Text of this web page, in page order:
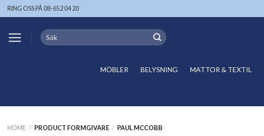
Skip
to
RING OSS PÅ 08-652 04 20
Search
for:
MÖBLER BELYSNING MATTOR & TEXTIL
HOME / PRODUCT FORMGIVARE / PAUL MCCOBB